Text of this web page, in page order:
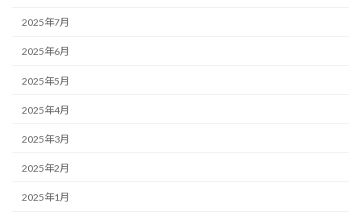
2025年7月
2025年6月
2025年5月
2025年4月
2025年3月
2025年2月
2025年1月